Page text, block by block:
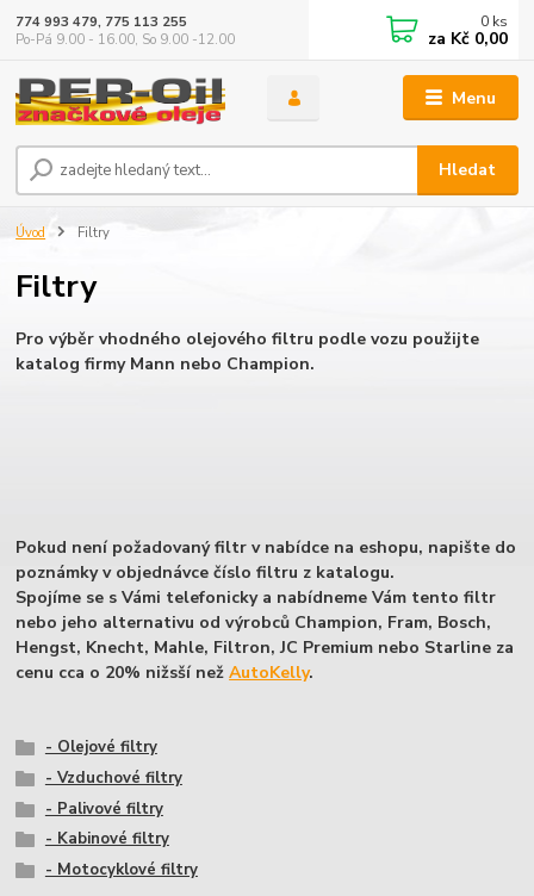
Menu
Hledat
774 993 479, 775 113 255
Po-Pá 9.00 - 16.00, So 9.00 -12.00
0 ks
za Kč 0,00
Úvod Filtry
Filtry
Pro výběr vhodného olejového filtru podle vozu použijte
katalog firmy Mann nebo Champion.
Pokud není požadovaný filtr v nabídce na eshopu, napište do
poznámky v objednávce číslo filtru z katalogu.
Spojíme se s Vámi telefonicky a nabídneme Vám tento filtr
nebo jeho alternativu od výrobců Champion, Fram, Bosch,
Hengst, Knecht, Mahle, Filtron, JC Premium nebo Starline za
cenu cca o 20% nižsší nežAutoKelly.
- Olejové filtry
- Vzduchové filtry
- Palivové filtry
- Kabinové filtry
- Motocyklové filtry